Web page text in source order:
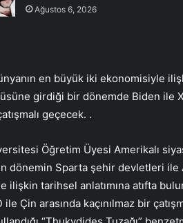
Ağustos 6, 2026
en büyük iki ekonomisiyle
girdiği bir dönemde Biden ile
geçecek. .
Öğretim Üyesi Amerikalı
dönemin Sparta şehir devletleri ile
ilişkin tarihsel anlatımına atıfta
ile Çin arasında kaçınılmaz bir